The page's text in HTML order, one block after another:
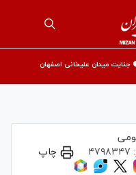
جنایت میدان علیخانی اصفهان
۴۷۹۸۳۴۷ چاپ